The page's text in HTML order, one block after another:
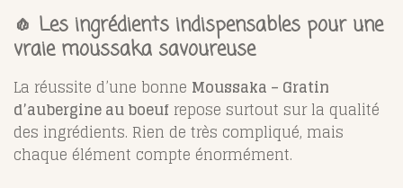
🧄 Les ingrédients indispensables pour une
vraie moussaka savoureuse
La réussite d’une bonne Moussaka – Gratin
d’aubergine au boeuf repose surtout sur la qualité
des ingrédients. Rien de très compliqué, mais
chaque élément compte énormément.